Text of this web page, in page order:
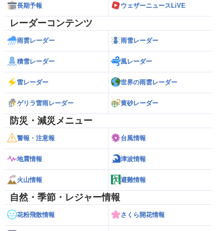
長期予報 ウェザーニュースLiVE
レーダーコンテンツ
雨雲レーダー 雨雪レーダー
積雪レーダー 風レーダー
雷レーダー 世界の雨雲レーダー
ゲリラ雷雨レーダー 黄砂レーダー
防災・減災メニュー
警報・注意報 台風情報
地震情報 津波情報
火山情報 避難情報
自然・季節・レジャー情報
花粉飛散情報 さくら開花情報